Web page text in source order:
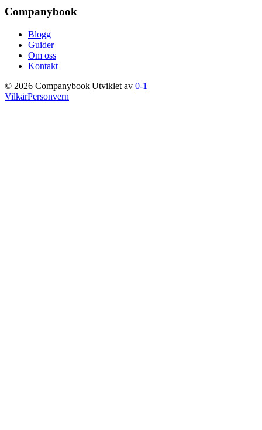
Companybook
Blogg
Guider
Om oss
Kontakt
© 2026 Companybook|Utviklet av 0-1
VilkårPersonvern